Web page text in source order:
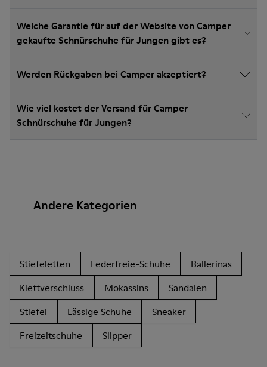
Welche Garantie für auf der Website von Camper
gekaufte Schnürschuhe für Jungen gibt es?
Werden Rückgaben bei Camper akzeptiert?
Wie viel kostet der Versand für Camper
Schnürschuhe für Jungen?
Andere Kategorien
Stiefeletten Lederfreie-Schuhe
Ballerinas
Klettverschluss
Mokassins
Sandalen
Stiefel
Lässige Schuhe
Sneaker
Freizeitschuhe
Slipper